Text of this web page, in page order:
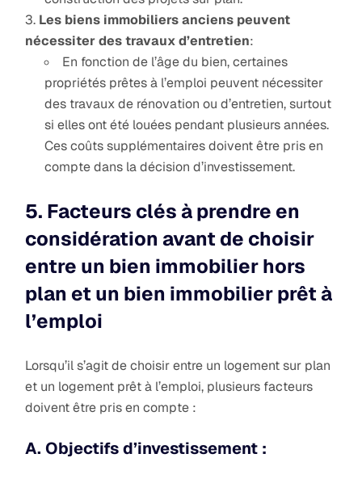
Les biens immobiliers anciens peuvent
nécessiter des travaux d’entretien:
En fonction de l’âge du bien, certaines
propriétés prêtes à l’emploi peuvent nécessiter
des travaux de rénovation ou d’entretien, surtout
si elles ont été louées pendant plusieurs années.
Ces coûts supplémentaires doivent être pris en
compte dans la décision d’investissement.
5. Facteurs clés à prendre en
considération avant de choisir
entre un bien immobilier hors
plan et un bien immobilier prêt à
l’emploi
Lorsqu’il s’agit de choisir entre un logement sur plan
et un logement prêt à l’emploi, plusieurs facteurs
doivent être pris en compte :
A. Objectifs d’investissement :